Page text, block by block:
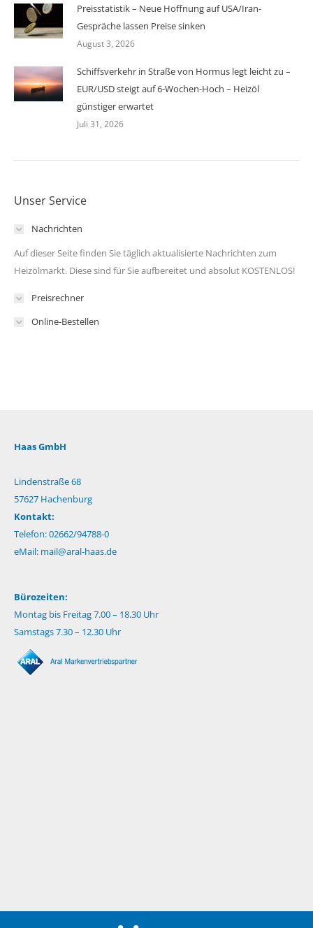
Preisstatistik – Neue Hoffnung auf USA/Iran-
Gespräche lassen Preise sinken
August 3, 2026
Schiffsverkehr in Straße von Hormus legt leicht zu –
EUR/USD steigt auf 6-Wochen-Hoch – Heizöl
günstiger erwartet
Juli 31, 2026
Unser Service
Nachrichten
Auf dieser Seite finden Sie täglich aktualisierte Nachrichten zum
Heizölmarkt. Diese sind für Sie aufbereitet und absolut KOSTENLOS!
Preisrechner
Online-Bestellen
Haas GmbH
Lindenstraße 68
57627 Hachenburg
Kontakt:
Telefon: 02662/94788-0
eMail: mail@aral-haas.de
Bürozeiten:
Montag bis Freitag 7.00 – 18.30 Uhr
Samstags 7.30 – 12.30 Uhr